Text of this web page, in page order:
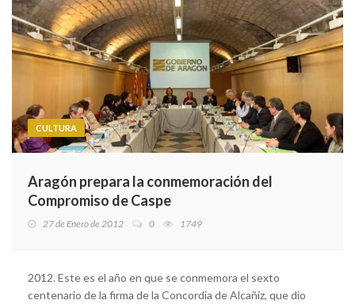
CULTURA
Aragón prepara la conmemoración del
Compromiso de Caspe
27 de Enero de 2012 0 1749
2012. Este es el año en que se conmemora el sexto
centenario de la firma de la Concordia de Alcañiz, que dio